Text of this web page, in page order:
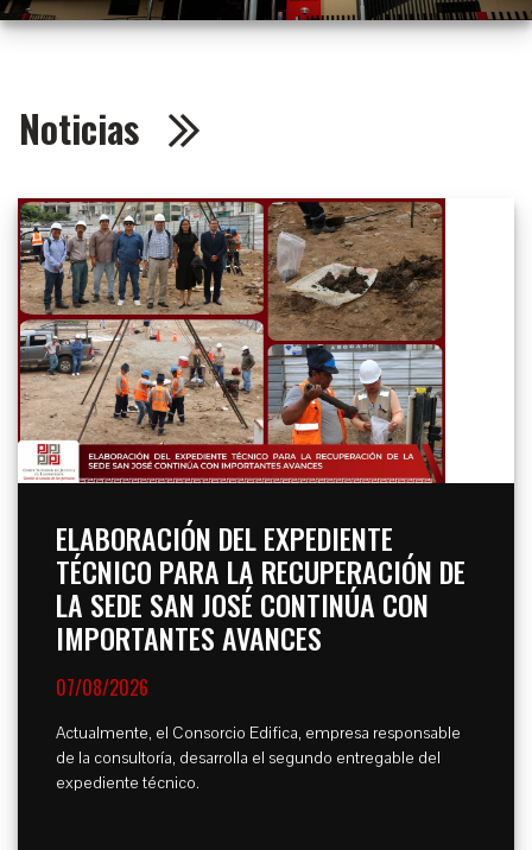
Noticias
ELABORACIÓN DEL EXPEDIENTE
TÉCNICO PARA LA RECUPERACIÓN DE
LA SEDE SAN JOSÉ CONTINÚA CON
IMPORTANTES AVANCES
07/08/2026
Actualmente, el Consorcio Edifica, empresa responsable
de la consultoría, desarrolla el segundo entregable del
expediente técnico.